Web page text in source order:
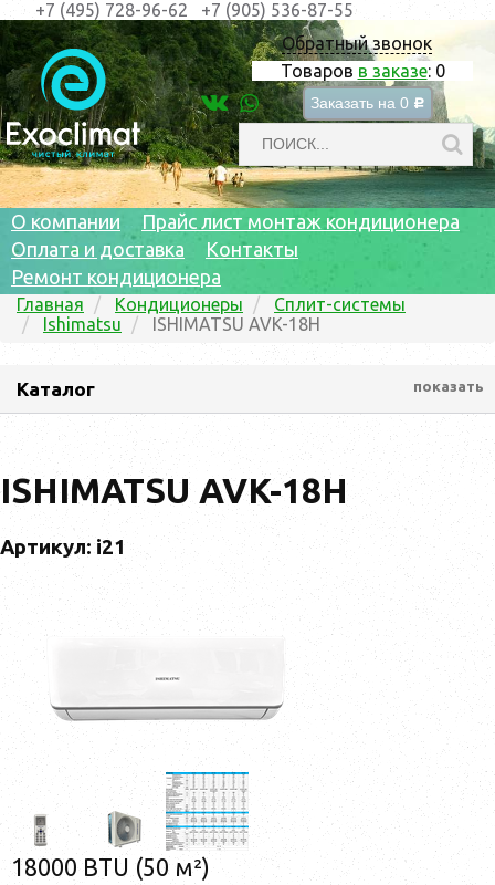
Обратный звонок
Товаров в заказе: 0
Заказать на 0 c
+7 (495) 728-96-62 +7 (905) 536-87-55
О компании
Прайс лист монтаж кондиционера
Оплата и доставка
Контакты
Ремонт кондиционера
Главная Кондиционеры
Сплит-системы
Ishimatsu
ISHIMATSU AVK-18H
Каталог показать
ISHIMATSU AVK-18H
Артикул: i21
18000 BTU (50 м²)